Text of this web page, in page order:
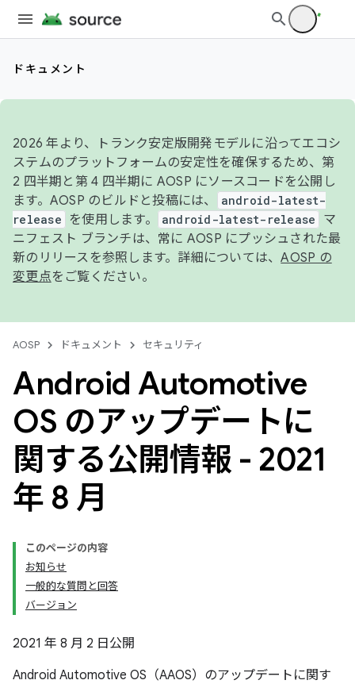
ドキュメント
2026 年より、トランク安定版開発モデルに沿ってエコシ
ステムのプラットフォームの安定性を確保するため、第
2 四半期と第 4 四半期に AOSP にソースコードを公開し
ます。AOSP のビルドと投稿には、
android-latest-
release
を使用します。 android-latest-release
マ
ニフェスト ブランチは、常に AOSP にプッシュされた最
新のリリースを参照します。詳細については、AOSP の
変更点をご覧ください。
AOSP ドキュメント セキュリティ
Android Automotive
OS のアップデートに
関する公開情報 - 2021
年 8 月
このページの内容
お知らせ
一般的な質問と回答
バージョン
2021 年 8 月 2 日公開
Android Automotive OS（AAOS）のアップデートに関す